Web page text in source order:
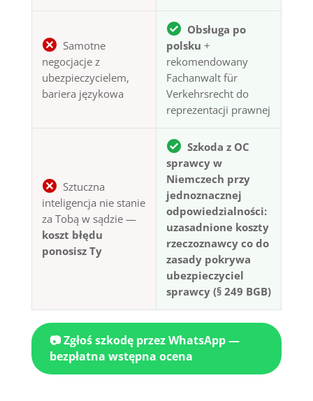
Samotne
negocjacje z
ubezpieczycielem,
bariera językowa
Obsługa po
polsku +
rekomendowany
Fachanwalt für
Verkehrsrecht do
reprezentacji prawnej
Sztuczna
inteligencja nie stanie
za Tobą w sądzie —
koszt błędu
ponosisz Ty
Szkoda z OC
sprawcy w
Niemczech przy
jednoznacznej
odpowiedzialności:
uzasadnione koszty
rzeczoznawcy co do
zasady pokrywa
ubezpieczyciel
sprawcy (§ 249 BGB)
📷 Zgłoś szkodę przez WhatsApp —
bezpłatna wstępna ocena